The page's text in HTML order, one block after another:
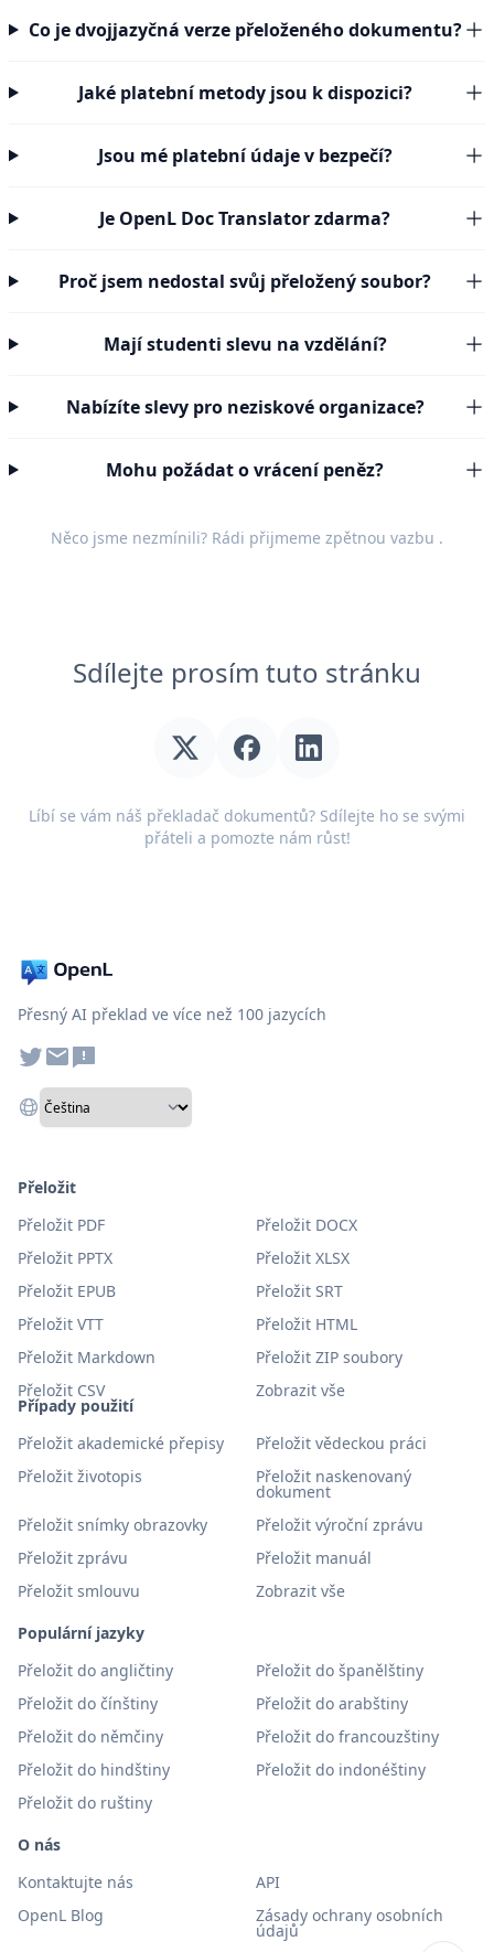
Co je dvojjazyčná verze přeloženého dokumentu?
Jaké platební metody jsou k dispozici?
Jsou mé platební údaje v bezpečí?
Je OpenL Doc Translator zdarma?
Proč jsem nedostal svůj přeložený soubor?
Mají studenti slevu na vzdělání?
Nabízíte slevy pro neziskové organizace?
Mohu požádat o vrácení peněz?
Něco jsme nezmínili? Rádi přijmeme zpětnou vazbu .
Sdílejte prosím tuto stránku
Líbí se vám náš překladač dokumentů? Sdílejte ho se svými
přáteli a pomozte nám růst!
Přesný AI překlad ve více než 100 jazycích
Případy použití
Přeložit akademické přepisy
Přeložit vědeckou práci
Přeložit životopis
Přeložit naskenovaný
dokument
Přeložit snímky obrazovky
Přeložit výroční zprávu
Přeložit zprávu
Přeložit manuál
Přeložit smlouvu
Zobrazit vše
Populární jazyky
Přeložit do angličtiny
Přeložit do španělštiny
Přeložit do čínštiny
Přeložit do arabštiny
Přeložit do němčiny
Přeložit do francouzštiny
Přeložit do hindštiny
Přeložit do indonéštiny
Přeložit do ruštiny
Přeložit
Přeložit PDF
Přeložit DOCX
Přeložit PPTX
Přeložit XLSX
Přeložit EPUB
Přeložit SRT
Přeložit VTT
Přeložit HTML
Přeložit Markdown
Přeložit ZIP soubory
Přeložit CSV
Zobrazit vše
O nás
Kontaktujte nás
API
OpenL Blog
Zásady ochrany osobních
údajů